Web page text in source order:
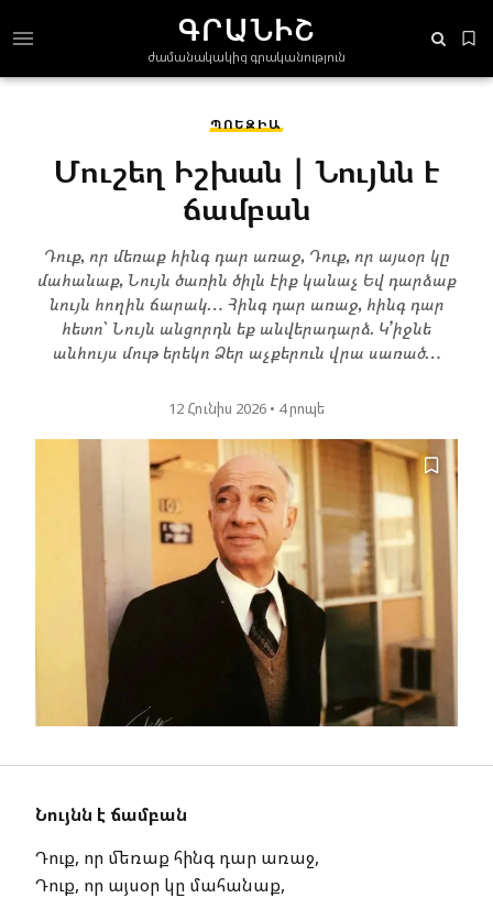
ԳՐԱՆԻՇ
ժամանակակից գրականություն
ՊՈԵԶԻԱ
Մուշեղ Իշխան | Նույնն է
ճամբան
Դուք, որ մեռաք հինգ դար առաջ, Դուք, որ այսօր կը
մահանաք, Նույն ծառին ծիլն էիք կանաչ Եվ դարձաք
նույն հողին ճարակ… Հինգ դար առաջ, հինգ դար
հետո՝ Նույն անցորդն եք անվերադարձ․ Կ’իջնե
անհույս մութ երեկո Ձեր աչքերուն վրա սառած…
12 Հունիս 2026 • 4 րոպե
Նույնն է ճամբան
Դուք, որ մեռաք հինգ դար առաջ,
Դուք, որ այսօր կը մահանաք,